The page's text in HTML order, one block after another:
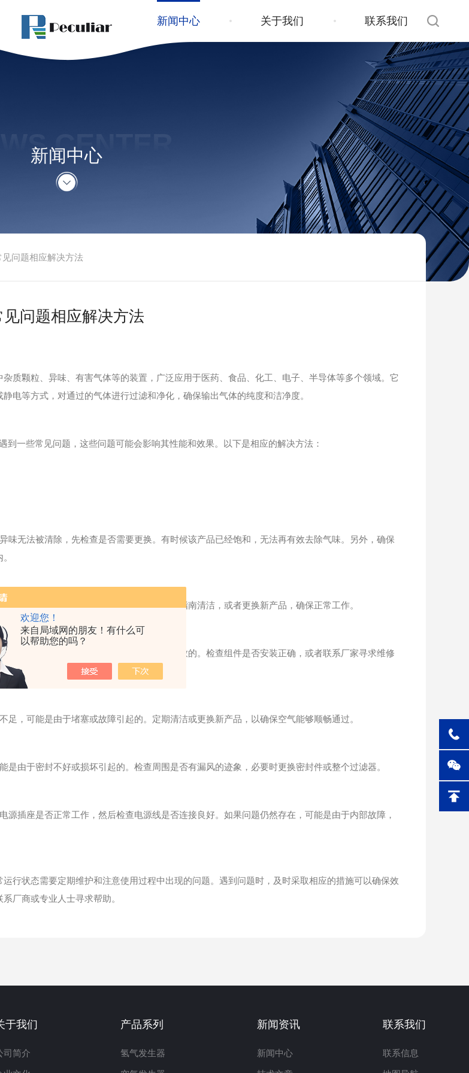
欢迎您！
来自局域网的朋友！有什么可
以帮助您的吗？
新闻中心 关于我们 联系我们
CENTER
新闻中心
问题相应解决方法
问题相应解决方法
颗粒、异味、有害气体等的装置，广泛应用于医药、食品、化工、电子、半导体等多个领域。它
电等方式，对通过的气体进行过滤和净化，确保输出气体的纯度和洁净度。
到一些常见问题，这些问题可能会影响其性能和效果。以下是相应的解决方法：
无法被清除，先检查是否需要更换。有时候该产品已经饱和，无法再有效去除气味。另外，确保
，可能是因为本产品需要清洁。根据厂商指南清洁，或者更换新产品，确保正常工作。
生噪音，这可能是由于部件松动或损坏导致的。检查组件是否安装正确，或者联系厂家寻求维修
，可能是由于堵塞或故障引起的。定期清洁或更换新产品，以确保空气能够顺畅通过。
由于密封不好或损坏引起的。检查周围是否有漏风的迹象，必要时更换密封件或整个过滤器。
插座是否正常工作，然后检查电源线是否连接良好。如果问题仍然存在，可能是由于内部故障，
状态需要定期维护和注意使用过程中出现的问题。遇到问题时，及时采取相应的措施可以确保效
厂商或专业人士寻求帮助。
于我们
司简介
产品系列
氢气发生器
新闻资讯
新闻中心
联系我们
联系信息